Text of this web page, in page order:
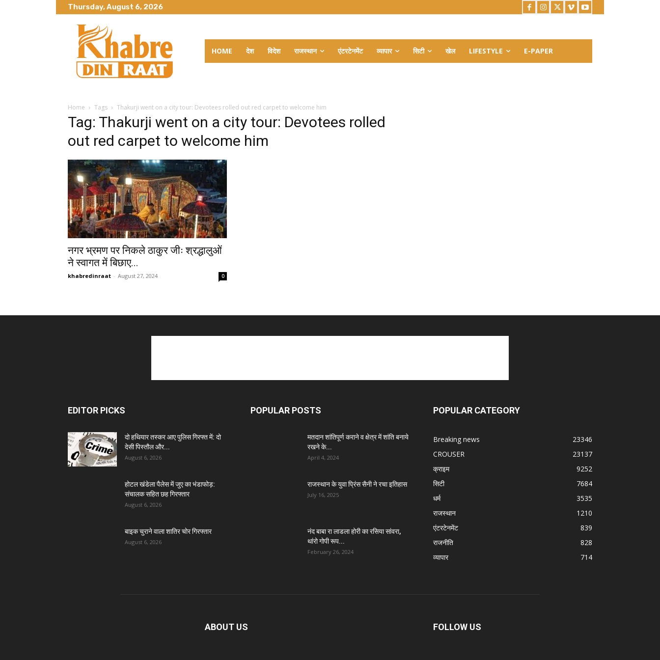
Thursday, August 6, 2026
HOME देश विदेश राजस्थान एंटरटेनमेंट व्यापार सिटी खेल LIFESTYLE E-PAPER
Home Tags Thakurji went on a city tour: Devotees rolled out red carpet to welcome him
Tag: Thakurji went on a city tour: Devotees rolled
out red carpet to welcome him
नगर भ्रमण पर निकले ठाकुर जीः श्रद्धालुओं
ने स्वागत में बिछाए...
khabredinraat - August 27, 2024 0
EDITOR PICKS
दो हथियार तस्कर आए पुलिस गिरफ्त में: दो
देसी पिस्तौल और...
August 6, 2026
होटल खंडेला पैलेस में जुए का भंडाफोड़:
संचालक सहित छह गिरफ्तार
August 6, 2026
बाइक चुराने वाला शातिर चोर गिरफ्तार
August 6, 2026
POPULAR POSTS
मतदान शांतिपूर्ण कराने व क्षेत्र में शांति बनाये
रखने के...
April 4, 2024
राजस्थान के युवा प्रिंस सैनी ने रचा इतिहास
July 16, 2025
नंद बाबा रा लाडला होरी का रसिया सांवरा,
थांरो गोपी रूप...
February 26, 2024
POPULAR CATEGORY
Breaking news
23346
CROUSER
23137
क्राइम
9252
सिटी
7684
धर्म
3535
राजस्थान
1210
एंटरटेनमेंट
839
राजनीति
828
व्यापार
714
ABOUT US FOLLOW US